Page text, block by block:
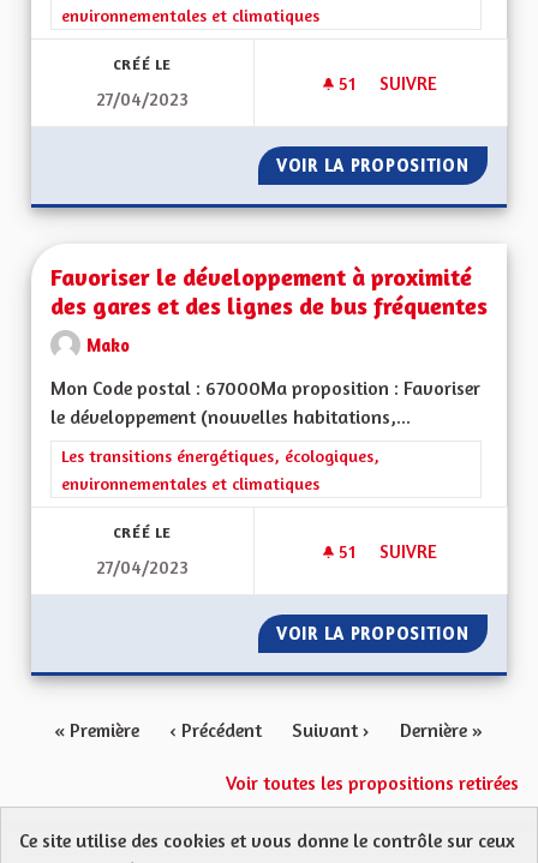
environnementales et climatiques
CRÉÉ LE
27/04/2023
51 51 ABONNÉS
SUIVRE
VOIR LA PROPOSITION PISTES
Favoriser le développement à proximité
des gares et des lignes de bus fréquentes
Mako
Mon Code postal : 67000Ma proposition : Favoriser
le développement (nouvelles habitations,...
Filtrer les résultats de la catégorie : Les transitions
Les transitions énergétiques, écologiques,
environnementales et climatiques
CRÉÉ LE
27/04/2023
51 51 ABONNÉS
SUIVRE
VOIR LA PROPOSITION
« Première ‹ Précédent Suivant › Dernière »
Voir toutes les propositions retirées
Ce site utilise des cookies et vous donne le contrôle sur ceux